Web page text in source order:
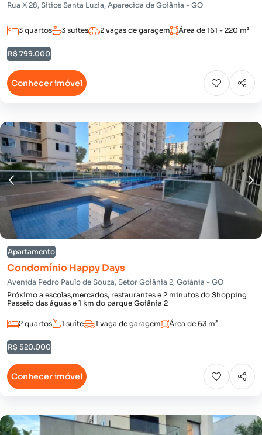
Rua X 28, Sitios Santa Luzia, Aparecida de Goiânia - GO
3 quartos 3 suítes 2 vagas de garagem Área de 161 - 220 m²
R$ 799.000
Conhecer imóvel
Apartamento
Condomínio Happy Days
Avenida Pedro Paulo de Souza, Setor Goiânia 2, Goiânia - GO
Próximo a escolas,mercados, restaurantes e 2 minutos do Shopping
Passeio das águas e 1 km do parque Goiânia 2
2 quartos 1 suíte 1 vaga de garagem Área de 63 m²
R$ 520.000
Conhecer imóvel